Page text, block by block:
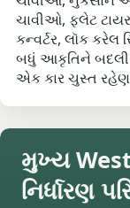
ચાવીઓ, ફ્લેટ
કન્વર્ટર, લૉક
બધું આકૃતિને બદલી
એક કાર ચુસ્ત
મુખ્ય
નિર્ધારણ